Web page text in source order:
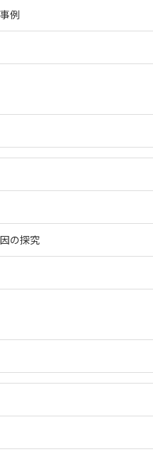
例
の探究